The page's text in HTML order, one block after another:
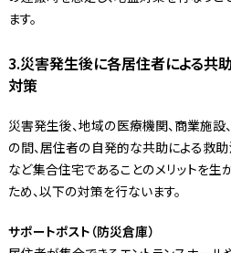
ます。
3.災害発生後に各居住者による共
対策
災害発生後、地域の医療機関、商業施
の間、居住者の自発的な共助による救
など集合住宅であることのメリットを生
ため、以下の対策を行ないます。
サポートポスト（防災倉庫）